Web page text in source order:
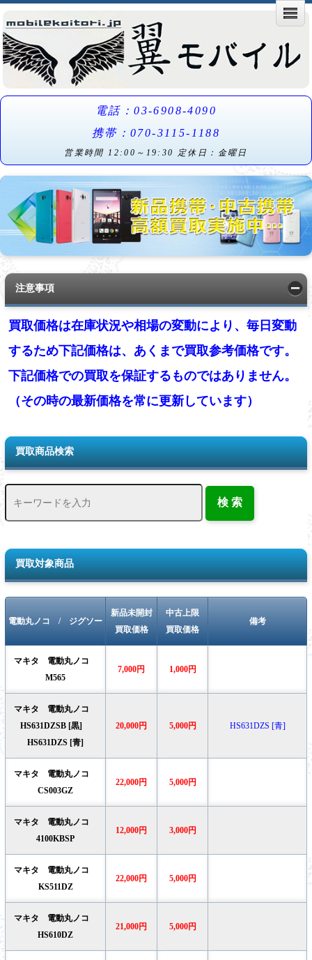
電話：03-6908-4090
携帯：070-3115-1188
営業時間 12:00～19:30 定休日：金曜日
注意事項
買取価格は在庫状況や相場の変動により、毎日変動
するため下記価格は、あくまで買取参考価格です。
下記価格での買取を保証するものではありません。
（その時の最新価格を常に更新しています）
買取商品検索
買取対象商品
電動丸ノコ / ジグソー
新品未開封
買取価格
中古上限
買取価格
備考
マキタ 電動丸ノコ
M565
7,000円 1,000円
マキタ 電動丸ノコ
HS631DZSB [黒]
HS631DZS [青]
20,000円 5,000円 HS631DZS [青]
マキタ 電動丸ノコ
CS003GZ
22,000円 5,000円
マキタ 電動丸ノコ
4100KBSP
12,000円 3,000円
マキタ 電動丸ノコ
KS511DZ
22,000円 5,000円
マキタ 電動丸ノコ
HS610DZ
21,000円 5,000円